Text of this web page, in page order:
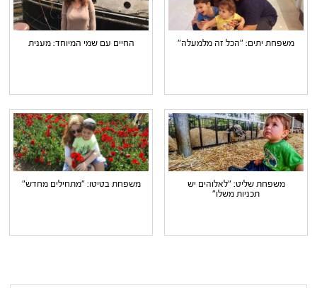
משפחת יתים: "הכל זה מלמעלה" החיים עם שמי המיוחד: מענית
משפחת שליט: "לאלוהים יש
תכניות משלו"
משפחת בטיטו: "מתחילים מחדש"